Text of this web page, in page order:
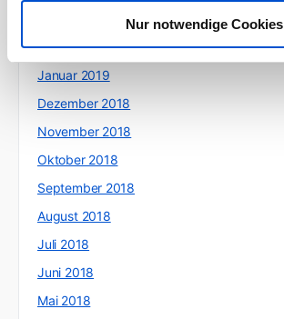
Nur notwendige Cookies
Februar 2019
Januar 2019
Dezember 2018
November 2018
Oktober 2018
September 2018
August 2018
Juli 2018
Juni 2018
Mai 2018